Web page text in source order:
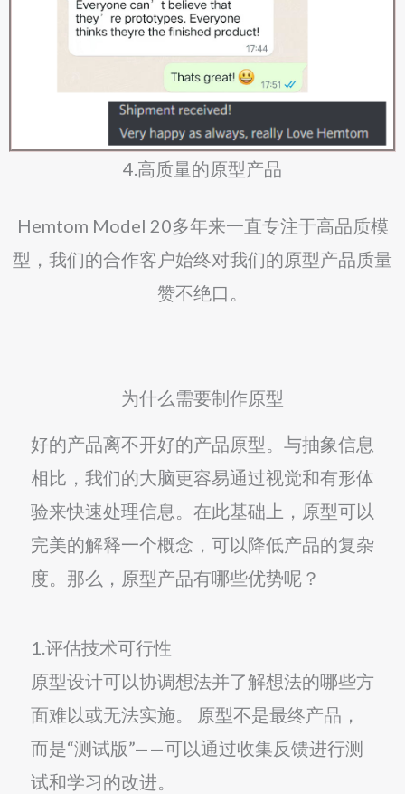
4.高质量的原型产品
Hemtom Model 20多年来一直专注于高品质模
型，我们的合作客户始终对我们的原型产品质量
赞不绝口。
为什么需要制作原型
好的产品离不开好的产品原型。与抽象信息
相比，我们的大脑更容易通过视觉和有形体
验来快速处理信息。在此基础上，原型可以
完美的解释一个概念，可以降低产品的复杂
度。那么，原型产品有哪些优势呢？
1.评估技术可行性
原型设计可以协调想法并了解想法的哪些方
面难以或无法实施。 原型不是最终产品，
而是“测试版”——可以通过收集反馈进行测
试和学习的改进。